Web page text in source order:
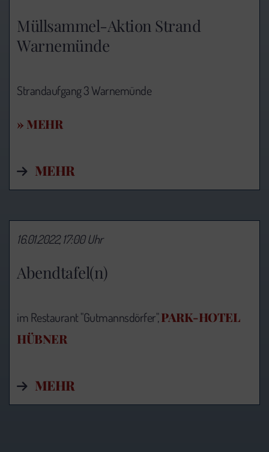
Müllsammel-Aktion Strand
Warnemünde
Strandaufgang 3 Warnemünde
» MEHR
MEHR
Abendtafel(n)
16.01.2022, 17:00 Uhr
im Restaurant "Gutmannsdörfer",PARK-HOTEL
HÜBNER
MEHR